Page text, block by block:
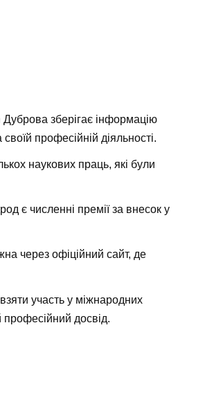
Дуброва зберігає інформацію
професійній діяльності.
наукових праць, які були
є численні премії за внесок у
через офіційний сайт, де
участь у міжнародних
досвід.